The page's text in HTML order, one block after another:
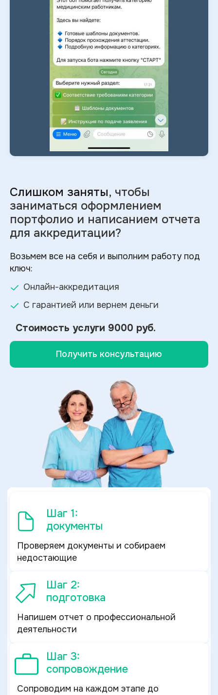
Слишком заняты, чтобы
заниматься оформлением
портфолио и написанием отчета
для аккредитации?
Возьмем все на себя и выполним работу под
ключ:
Онлайн-аккредитация
С гарантией или вернем деньги
Стоимость услуги 9000 руб.
Получить консультацию
Шаг 1:
документы
Проверяем документы и собираем
недостающие
Шаг 2:
подготовка
Напишем отчет о профессиональной
деятельности
Шаг 3:
сопровождение
Сопроводим на каждом этапе до